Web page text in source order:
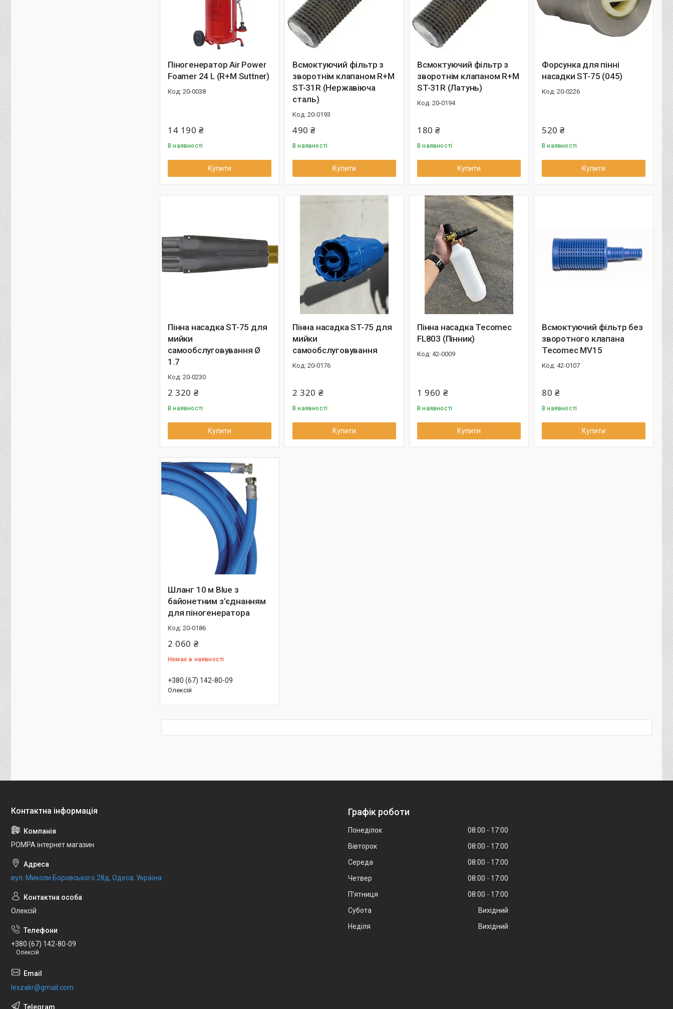
Піногенератор Air Power
Foamer 24 L (R+M Suttner)
20-0038
14 190 ₴
В наявності
Купити
Всмоктуючий фільтр з
зворотнім клапаном R+M
ST-31R (Нержавіюча
сталь)
20-0193
490 ₴
В наявності
Купити
Всмоктуючий фільтр з
зворотнім клапаном R+M
ST-31R (Латунь)
20-0194
180 ₴
В наявності
Купити
Форсунка для пінні
насадки ST-75 (045)
20-0226
520 ₴
В наявності
Купити
Пінна насадка ST-75 для
мийки
самообслуговування Ø
1.7
20-0230
2 320 ₴
В наявності
Купити
Пінна насадка ST-75 для
мийки
самообслуговування
20-0176
2 320 ₴
В наявності
Купити
Пінна насадка Tecomec
FL803 (Пінник)
42-0009
1 960 ₴
В наявності
Купити
Всмоктуючий фільтр без
зворотного клапана
Tecomec MV15
42-0107
80 ₴
В наявності
Купити
Шланг 10 м Blue з
байонетним з’єднанням
для піногенератора
20-0186
2 060 ₴
Немає в наявності
+380 (67) 142-80-09
Олексій
POMPA інтернет магазин
вул. Миколи Боровського 28д, Одеса, Україна
Олексій
+380 (67) 142-80-09
Олексій
lexzakr@gmail.com
Графік роботи
Понеділок 08:00
17:00
Вівторок
08:00
17:00
Середа
08:00
17:00
Четвер
08:00
17:00
Пʼятниця
08:00
17:00
Субота
Вихідний
Неділя
Вихідний